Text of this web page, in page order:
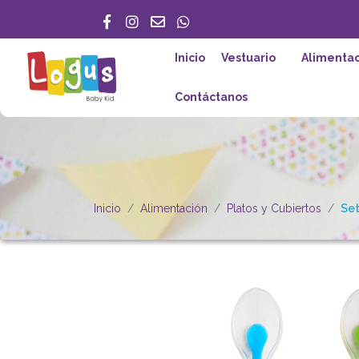
Inicio Vestuario
Contáctanos
Inicio Alimentación Platos y Cubiertos